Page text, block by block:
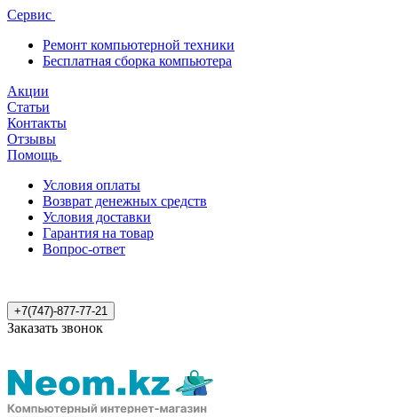
Сервис
Ремонт компьютерной техники
Бесплатная сборка компьютера
Акции
Статьи
Контакты
Отзывы
Помощь
Условия оплаты
Возврат денежных средств
Условия доставки
Гарантия на товар
Вопрос-ответ
+7(747)-877-77-21
Заказать звонок